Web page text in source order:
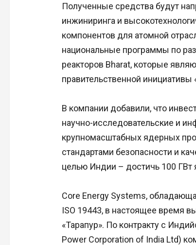
Полученные средства будут
инжиниринга и
компонентов для атомной
национальные программы по
реакторов Bharat, которые
правительственной
В компании добавили, что
научно-исследовательские и
крупномасштабных ядерных
стандартами безопасности и
целью Индии – достичь 100
Core Energy Systems,
ISO 19443, в настоящее время
«Тарапур». По контракту с
Power Corporation of India Ltd)